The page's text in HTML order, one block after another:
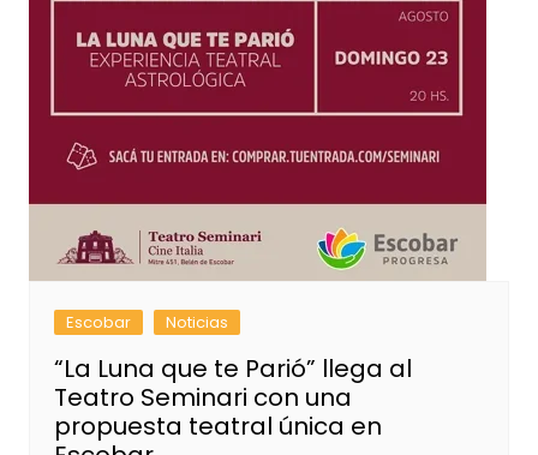
Escobar Noticias
“La Luna que te Parió” llega al
Teatro Seminari con una
propuesta teatral única en